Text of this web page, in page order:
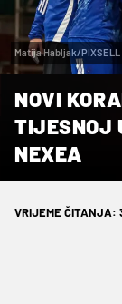
Matija Habljak/PIXSELL
NOVI
TIJESNOJ
NEXEA
VRIJEME ČITANJA: